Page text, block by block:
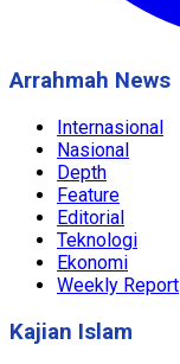
Arrahmah News
Internasional
Nasional
Depth
Feature
Editorial
Teknologi
Ekonomi
Weekly Report
Kajian Islam